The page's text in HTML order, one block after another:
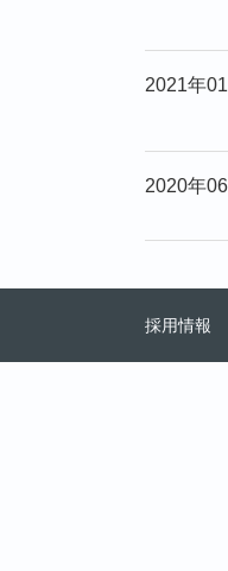
2021年
2020年
採用情報